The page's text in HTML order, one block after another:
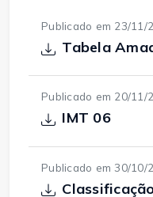
Publicado em 23/11/
Tabela
Publicado em 20/11/
IMT 06
Publicado em 30/10/